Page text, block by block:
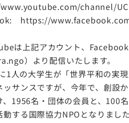
channel/
https://
は上記アカウント、
）より配信いたします。
1人の大学生が「世界平和の実
ッサンスですが、今年で、創設
、1956名・団体の会員と、100
動する国際協力NPOとなりまし